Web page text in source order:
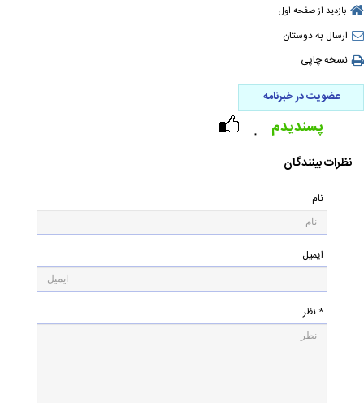
بازدید از صفحه اول
ارسال به دوستان
نسخه چاپی
عضویت در خبرنامه
۰ پسندیدم
نظرات بینندگان
نام
ایمیل
* نظر